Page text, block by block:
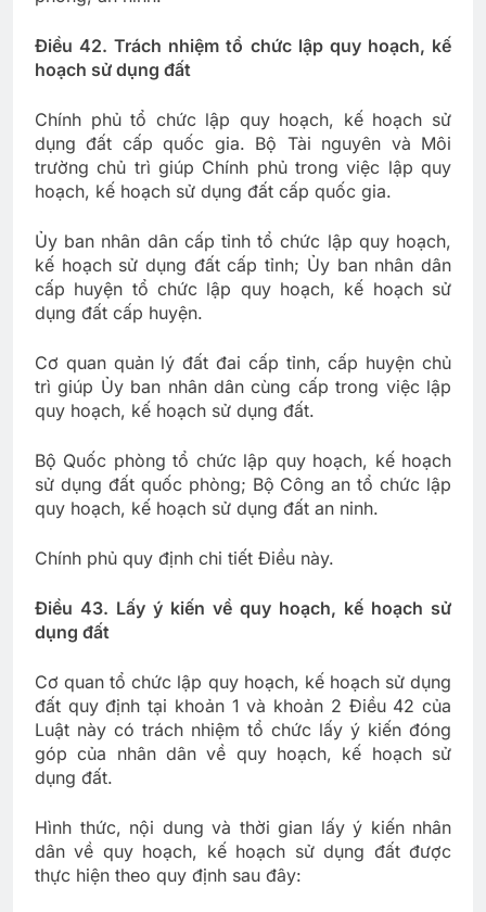
Điều 42. Trách nhiệm tổ chức lập quy hoạch, kế
hoạch sử dụng đất
Chính phủ tổ chức lập quy hoạch, kế hoạch sử
dụng đất cấp quốc gia. Bộ Tài nguyên và Môi
trường chủ trì giúp Chính phủ trong việc lập quy
hoạch, kế hoạch sử dụng đất cấp quốc gia.
Ủy ban nhân dân cấp tỉnh tổ chức lập quy hoạch,
kế hoạch sử dụng đất cấp tỉnh; Ủy ban nhân dân
cấp huyện tổ chức lập quy hoạch, kế hoạch sử
dụng đất cấp huyện.
Cơ quan quản lý đất đai cấp tỉnh, cấp huyện chủ
trì giúp Ủy ban nhân dân cùng cấp trong việc lập
quy hoạch, kế hoạch sử dụng đất.
Bộ Quốc phòng tổ chức lập quy hoạch, kế hoạch
sử dụng đất quốc phòng; Bộ Công an tổ chức lập
quy hoạch, kế hoạch sử dụng đất an ninh.
Chính phủ quy định chi tiết Điều này.
Điều 43. Lấy ý kiến về quy hoạch, kế hoạch sử
dụng đất
Cơ quan tổ chức lập quy hoạch, kế hoạch sử dụng
đất quy định tại khoản 1 và khoản 2 Điều 42 của
Luật này có trách nhiệm tổ chức lấy ý kiến đóng
góp của nhân dân về quy hoạch, kế hoạch sử
dụng đất.
Hình thức, nội dung và thời gian lấy ý kiến nhân
dân về quy hoạch, kế hoạch sử dụng đất được
thực hiện theo quy định sau đây: